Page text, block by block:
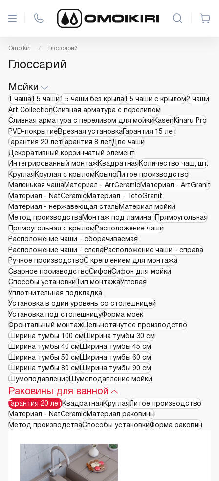
Omoikiri Глоссарий
Глоссарий
Мойки
1 чаша1.5 чаши1.5 чаши без крыла1.5 чаши с крылом2 чаши
Art CollectionCливная арматура с переливом
Cливная арматура с переливом для мойкиKasenKinaru Pro
PVD-покрытиеВрезная установкаГарантия 15 лет
Гарантия 20 летГарантия 8 летДве чаши
Декоративный корзинчатый элемент
Интегрированный монтажКвадратнаяКоличество чаш, шт.
КруглаяКруглая с крыломКрылоЛитое производство
Маленькая чашаМатериал - ArtCeramicМатериал - ArtGranit
Материал - NatCeramicМатериал - TetoGranit
Материал - нержавеющая стальМатериал мойки
Метод производстваМонтаж под ламинатПрямоугольная
Прямоугольная с крыломРасположение чаши
Расположение чаши - оборачиваемая
Расположение чаши - слеваРасположение чаши - справа
Ручное производствоС креплением для монтажа
Сварное производствоСифонСифон для мойки
Способы установкиТип монтажаУгловая
Уплотнительная подкладка
Установка в один уровень со столешницей
Установка под столешницуФорма моек
Фронтальный монтажЦельнотянутое производство
Ширина тумбы 100 смШирина тумбы 30 см
Ширина тумбы 40 смШирина тумбы 45 см
Ширина тумбы 50 смШирина тумбы 60 см
Ширина тумбы 80 смШирина тумбы 90 см
ШумоподавлениеШумоподавление мойки
Раковины для ванной
Гарантия 20 летКвадратнаяКруглаяЛитое производство
Материал - NatCeramicМатериал раковины
Метод производстваСпособы установкиФорма раковин